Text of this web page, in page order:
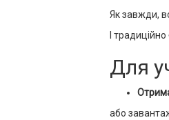
Як завжди,
І
Для
або